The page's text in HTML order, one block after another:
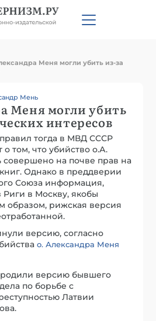
Меня могли убить из-за
Мень
Меня могли убить
интересов
тогда в МВД СССР
том, что убийство о.А.
совершено на почве прав на
Однако в преддверии
Союза информация,
Риги в Москву, якобы
образом, рижская версия
версию, согласно
о. Александра Меня
версию бывшего
по борьбе с
Латвии